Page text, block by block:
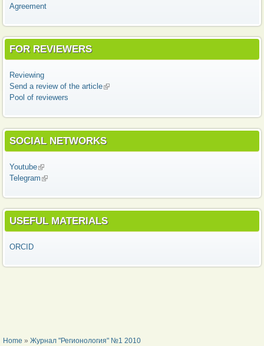
Agreement
FOR REVIEWERS
Reviewing
Send a review of the article(link is external)
Pool of reviewers
SOCIAL NETWORKS
Youtube(link is external)
Telegram (link is external)
USEFUL MATERIALS
ORCID
YOU ARE HERE
Home » Журнал "Регионология" №1 2010